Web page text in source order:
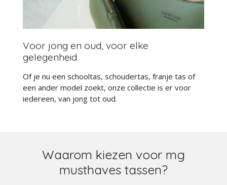
Voor jong en oud, voor elke
gelegenheid
Of je nu een schooltas, schoudertas, franje tas of
een ander model zoekt, onze collectie is er voor
iedereen, van jong tot oud.
Waarom kiezen voor mg
musthaves tassen?